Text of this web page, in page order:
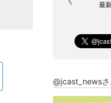
最
@jcast_news